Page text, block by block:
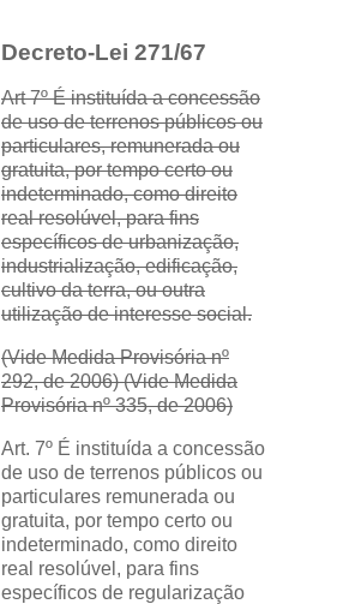
Decreto-Lei 271/67
Art 7º É instituída a concessão
de uso de terrenos públicos ou
particulares, remunerada ou
gratuita, por tempo certo ou
indeterminado, como direito
real resolúvel, para fins
específicos de urbanização,
industrialização, edificação,
cultivo da terra, ou outra
utilização de interesse social.
(Vide Medida Provisória nº
292, de 2006) (Vide Medida
Provisória nº 335, de 2006)
Art. 7º É instituída a concessão
de uso de terrenos públicos ou
particulares remunerada ou
gratuita, por tempo certo ou
indeterminado, como direito
real resolúvel, para fins
específicos de regularização